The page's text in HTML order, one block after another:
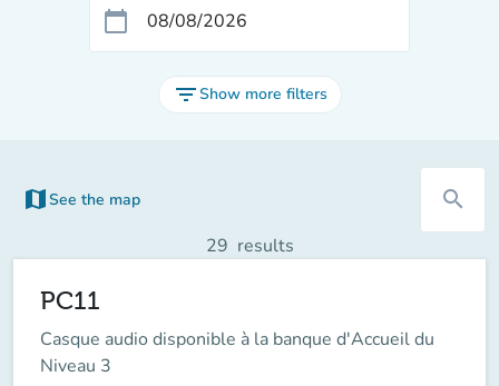
calendar_today
filter_listShow more filters
map See the map
(new tab) search
29 results
PC11
Casque audio disponible à la banque d'Accueil du
Niveau 3